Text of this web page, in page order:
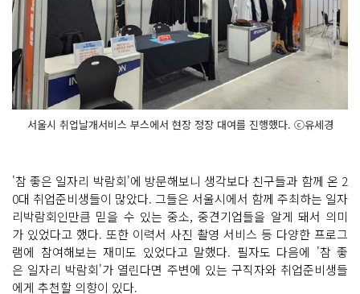
서울시 취업날개서비스 부스에서 현장 정장 대여를 진행했다. ⓒ유세경
'참 좋은 일자리 박람회'에 방문해보니 생각보다 친구들과 함께 온 2
0대 취업준비생들이 많았다. 그들은 서울시에서 함께 주최하는 일자
리박람회인만큼 믿을 수 있는 중소, 중견기업들을 알게 돼서 의미
가 있었다고 했다. 또한 이력서 사진 촬영 서비스 등 다양한 프로그
램에 참여해보는 재미도 있었다고 말했다. 필자도 다음에 '참 좋
은 일자리 박람회'가 열린다면 주변에 있는 구직자와 취업준비생들
에게 추천할 의향이 있다.